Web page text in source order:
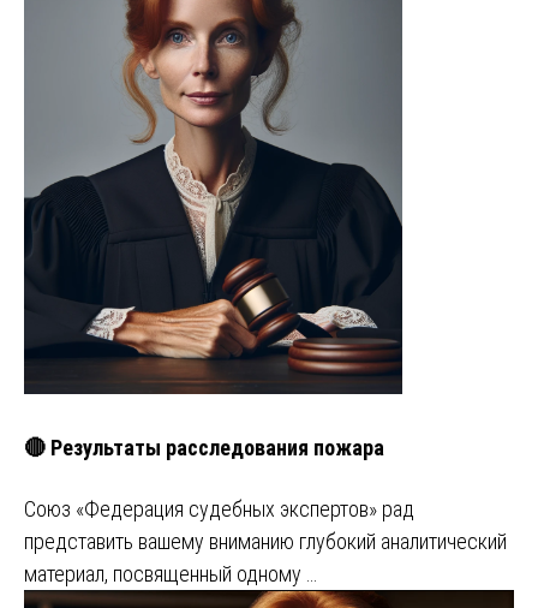
🔴 Результаты расследования пожара
Союз «Федерация судебных экспертов» рад
представить вашему вниманию глубокий аналитический
материал, посвященный одному …